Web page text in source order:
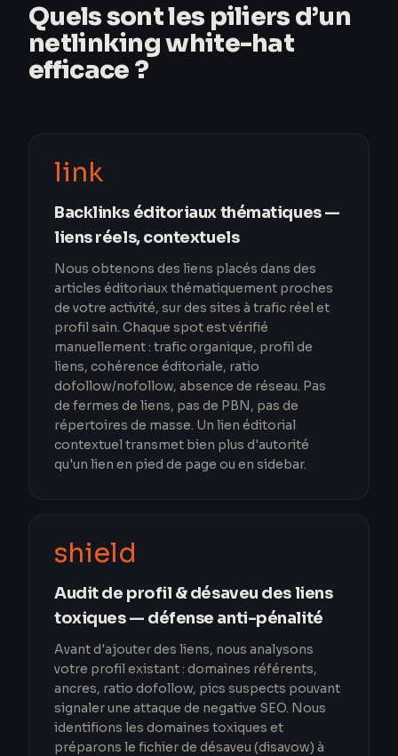
Quels sont les piliers d’un
netlinking white-hat
efficace ?
link
Backlinks éditoriaux thématiques —
liens réels, contextuels
Nous obtenons des liens placés dans des
articles éditoriaux thématiquement proches
de votre activité, sur des sites à trafic réel et
profil sain. Chaque spot est vérifié
manuellement : trafic organique, profil de
liens, cohérence éditoriale, ratio
dofollow/nofollow, absence de réseau. Pas
de fermes de liens, pas de PBN, pas de
répertoires de masse. Un lien éditorial
contextuel transmet bien plus d'autorité
qu'un lien en pied de page ou en sidebar.
shield
Audit de profil & désaveu des liens
toxiques — défense anti-pénalité
Avant d'ajouter des liens, nous analysons
votre profil existant : domaines référents,
ancres, ratio dofollow, pics suspects pouvant
signaler une attaque de negative SEO. Nous
identifions les domaines toxiques et
préparons le fichier de désaveu (disavow) à